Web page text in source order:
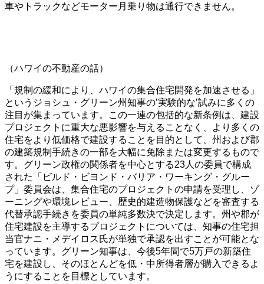
車やトラックなどモーター月乗り物は通行できません。
（ハワイの不動産の話）
「規制の緩和により、ハワイの集合住宅開発を加速させる」
というジョシュ・グリーン州知事の’実験的な’試みに多くの
注目が集まっています。この一連の包括的な新条例は、建設
プロジェクトに重大な悪影響を与えることなく、より多くの
住宅をより低価格で建設することを目的として、州および郡
の建築規制手続きの一部を大幅に免除または変更するもので
す。グリーン政権の関係者を中心とする23人の委員で構成
された「ビルド・ビヨンド・バリア・ワーキング・グルー
プ」委員会は、集合住宅のプロジェクトの申請を受理し、ゾ
ーニングや環境レビュー、歴史的建造物保護などを審査する
代替承認手続きを委員の単純多数決で決定します。州や郡が
住宅建設を主導するプロジェクトについては、知事の住宅担
当官ナニ・メデイロス氏が単独で承認を出すことが可能とな
っています。グリーン知事は、今後5年間で5万戸の新築住
宅を建設し、そのほとんどを低・中所得者層が購入できるよ
うにすることを目標としています。